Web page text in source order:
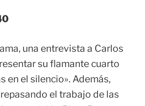
una entrevista a Carlos
su flamante cuarto
en el silencio». Además,
el trabajo de las